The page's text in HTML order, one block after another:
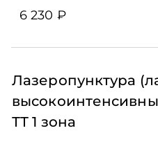
6 230 ₽
Лазеропунктура
ТТ 1 зона